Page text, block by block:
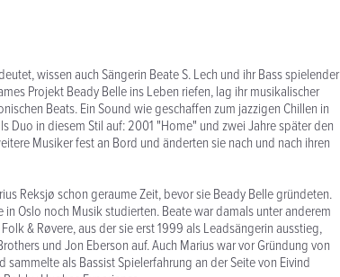
wissen auch Sängerin Beate S. Lech und ihr Bass spielender
Projekt Beady Belle ins Leben riefen, lag ihr musikalischer
Beats. Ein Sound wie geschaffen zum jazzigen Chillen in
Duo in diesem Stil auf: 2001 "Home" und zwei Jahre später den
Musiker fest an Bord und änderten sie nach und nach ihren
Reksjø schon geraume Zeit, bevor sie Beady Belle gründeten.
Oslo noch Musik studierten. Beate war damals unter anderem
& Røvere, aus der sie erst 1999 als Leadsängerin ausstieg,
und Jon Eberson auf. Auch Marius war vor Gründung von
als Bassist Spielerfahrung an der Seite von Eivind